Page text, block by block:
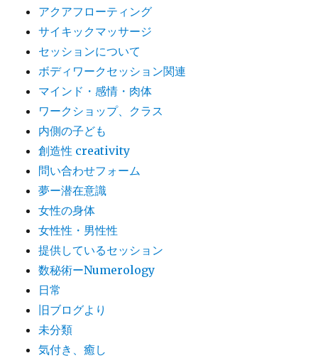
アクアフローティング
サイキックマッサージ
セッションについて
ボディワークセッション関連
マインド・感情・肉体
ワークショップ、クラス
内側の子ども
創造性 creativity
問い合わせフォーム
夢ー潜在意識
女性の身体
女性性・男性性
提供しているセッション
数秘術ーNumerology
日常
旧ブログより
未分類
気付き、癒し